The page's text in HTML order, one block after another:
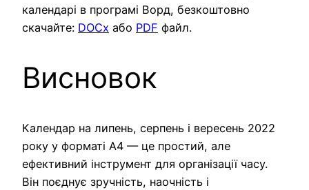
календарі в програмі Ворд, безкоштовно
скачайте: DOCx або PDF файл.
Висновок
Календар на липень, серпень і вересень 2022
року у форматі А4 — це простий, але
ефективний інструмент для організації часу.
Він поєднує зручність, наочність і